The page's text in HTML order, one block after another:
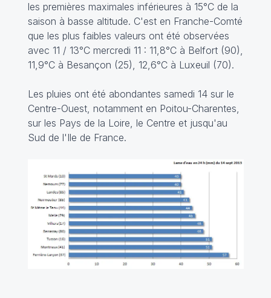
les premières maximales inférieures à 15°C de la
saison à basse altitude. C'est en Franche-Comté
que les plus faibles valeurs ont été observées
avec 11 / 13°C mercredi 11 : 11,8°C à Belfort (90),
11,9°C à Besançon (25), 12,6°C à Luxeuil (70).
Les pluies ont été abondantes samedi 14 sur le
Centre-Ouest, notamment en Poitou-Charentes,
sur les Pays de la Loire, le Centre et jusqu'au
Sud de l'Ile de France.